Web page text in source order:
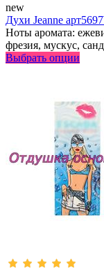
new
Духи Jeanne
Ноты аромата:
фрезия, мускус,
Выбрать опции